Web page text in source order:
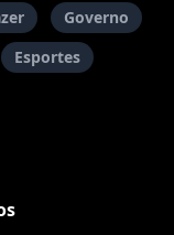
Governo
Esportes